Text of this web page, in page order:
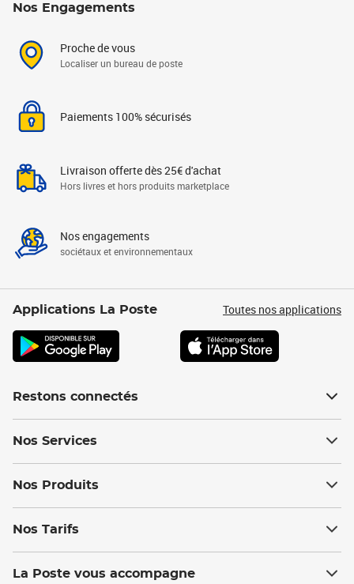
Nos Engagements
Proche de vous
Localiser un bureau de poste
Paiements 100% sécurisés
Livraison offerte dès 25€ d'achat
Hors livres et hors produits marketplace
Nos engagements
sociétaux et environnementaux
Applications La Poste Toutes nos applications
Restons connectés
Nos Services
Nos Produits
Nos Tarifs
La Poste vous accompagne